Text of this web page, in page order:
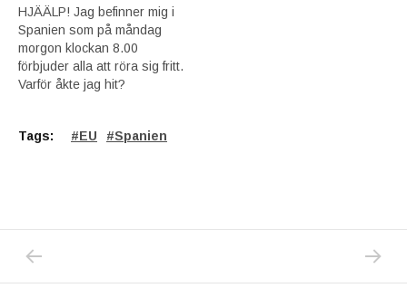
HJÄÄLP! Jag befinner mig i
Spanien som på måndag
morgon klockan 8.00
förbjuder alla att röra sig fritt.
Varför åkte jag hit?
Tags: EU Spanien
Inläggsnavigering
PREVIOUS POST: BROTTSFACIT FÖR JUNI
NEXT